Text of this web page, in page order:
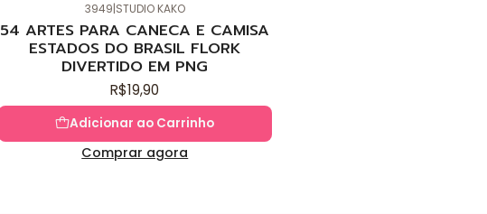
3949|STUDIO KAKO
54 ARTES PARA CANECA E CAMISA
ESTADOS DO BRASIL FLORK
DIVERTIDO EM PNG
R$19,90
Adicionar ao Carrinho
Comprar agora